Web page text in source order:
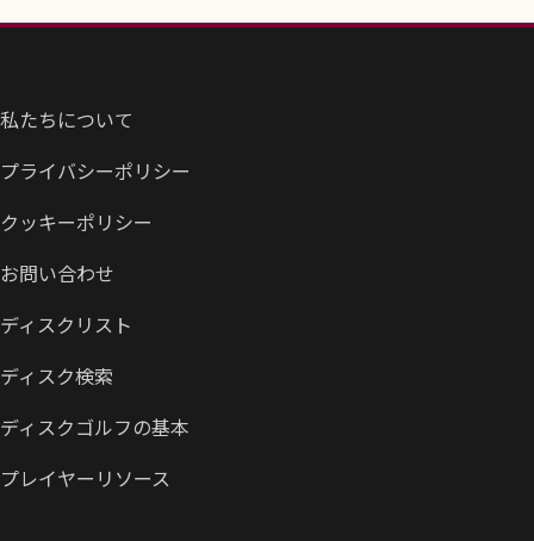
私たちについて
プライバシーポリシー
クッキーポリシー
お問い合わせ
ディスクリスト
ディスク検索
ディスクゴルフの基本
プレイヤーリソース